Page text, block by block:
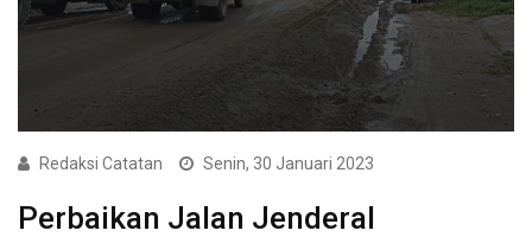
Redaksi Catatan Senin, 30 Januari 2023
Perbaikan Jalan Jenderal